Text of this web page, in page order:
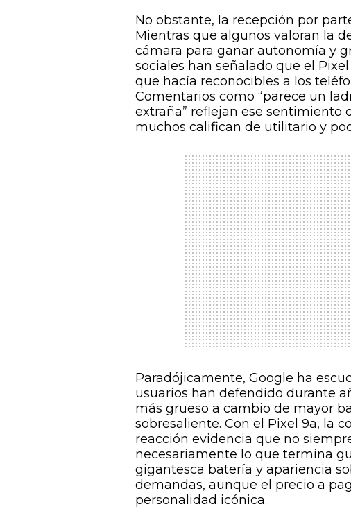
No obstante, la recepción por
Mientras que algunos valoran la
cámara para ganar autonomía y
sociales han señalado que el
que hacía reconocibles a los
Comentarios como “parece un
extraña” reflejan ese sentimiento
muchos califican de utilitario y
Paradójicamente, Google ha
usuarios han defendido durante
más grueso a cambio de mayor
sobresaliente. Con el Pixel 9a, la
reacción evidencia que no
necesariamente lo que termina
gigantesca batería y apariencia
demandas, aunque el precio a
personalidad icónica.